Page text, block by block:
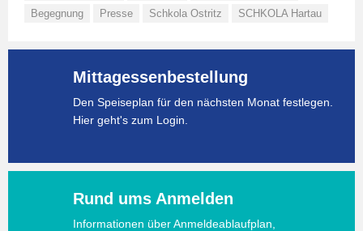
Begegnung
Presse Schkola Ostritz SCHKOLA Hartau
Mittagessenbestellung
Den Speiseplan für den nächsten Monat festlegen.
Hier geht's zum Login.
Rund ums Anmelden
Informationen über Anmeldeablaufplan,